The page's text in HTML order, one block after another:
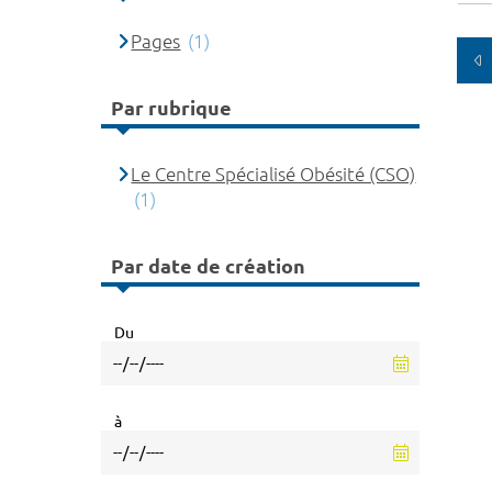
Pages (1)
Par rubrique
Le Centre Spécialisé Obésité (CSO)
(1)
Par date de création
Du
à